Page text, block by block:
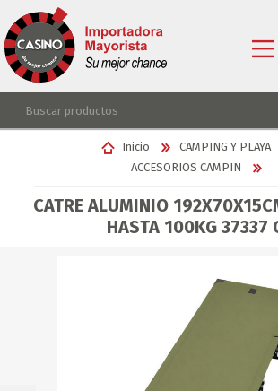
REGISTRARSE
0
Inicio
CAMPING Y PLAYA
ACCESORIOS CAMPIN
CATRE ALUMINIO
HASTA 100KG 37337